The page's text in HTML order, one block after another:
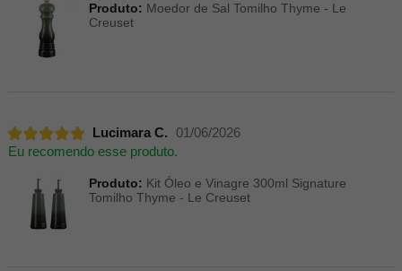
Produto: Moedor de Sal Tomilho Thyme - Le
Creuset
Lucimara C.
01/06/2026
Eu recomendo esse produto.
Produto: Kit Óleo e Vinagre 300ml Signature
Tomilho Thyme - Le Creuset